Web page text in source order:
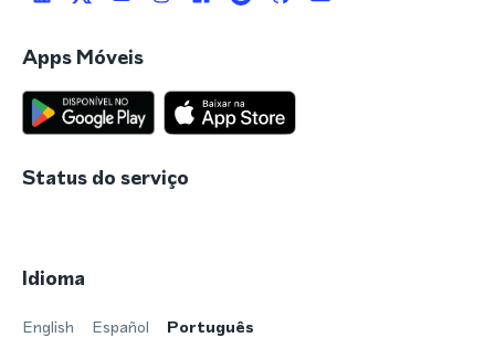
Apps Móveis
Status do serviço
Idioma
English Español Português